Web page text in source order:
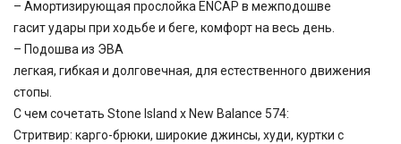
– Амортизирующая прослойка ENCAP в межподошве
гасит удары при ходьбе и беге, комфорт на весь день.
– Подошва из ЭВА
легкая, гибкая и долговечная, для естественного движения
стопы.
С чем сочетать Stone Island x New Balance 574:
Стритвир: карго-брюки, широкие джинсы, худи, куртки с